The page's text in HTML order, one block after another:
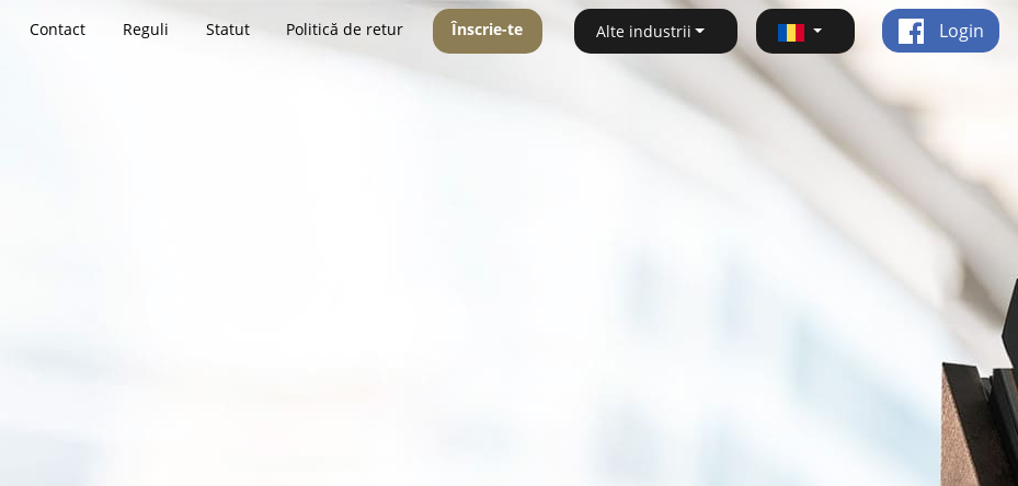
Contact Reguli Statut Politică de retur Înscrie-te Alte industrii Login